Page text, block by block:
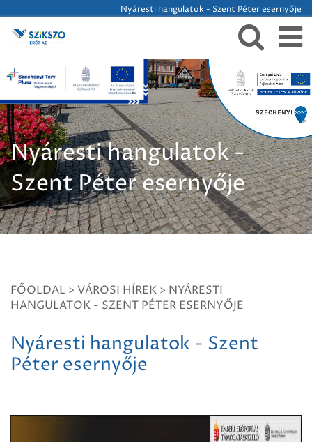
Nyáresti hangulatok - Szent Péter esernyője
Nyáresti hangulatok -
Szent Péter esernyője
FŐOLDAL > VÁROSI HÍREK > NYÁRESTI
HANGULATOK - SZENT PÉTER ESERNYŐJE
Nyáresti hangulatok - Szent
Péter esernyője